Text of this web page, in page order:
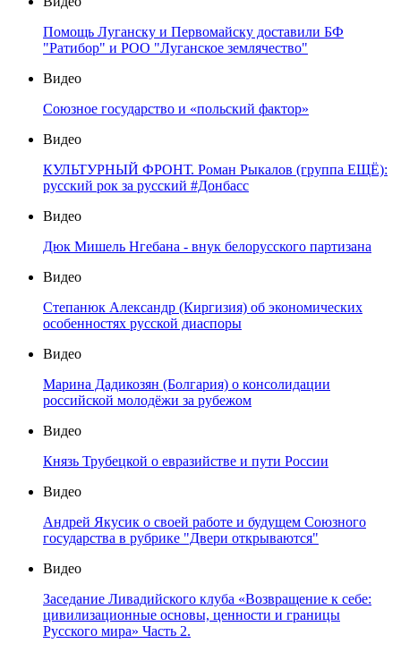
Помощь Луганску и Первомайску доставили БФ
"Ратибор" и РОО "Луганское землячество"
Видео
Союзное государство и «польский фактор»
Видео
КУЛЬТУРНЫЙ ФРОНТ. Роман Рыкалов (группа ЕЩЁ):
русский рок за русский #Донбасс
Видео
Дюк Мишель Нгебана - внук белорусского партизана
Видео
Степанюк Александр (Киргизия) об экономических
особенностях русской диаспоры
Видео
Марина Дадикозян (Болгария) о консолидации
российской молодёжи за рубежом
Видео
Князь Трубецкой о евразийстве и пути России
Видео
Андрей Якусик о своей работе и будущем Союзного
государства в рубрике "Двери открываются"
Видео
Заседание Ливадийского клуба «Возвращение к себе:
цивилизационные основы, ценности и границы
Русского мира» Часть 2.